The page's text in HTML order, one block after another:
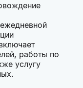
работы по
услугу